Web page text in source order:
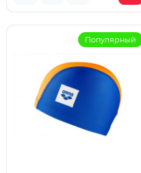
Популярный